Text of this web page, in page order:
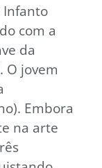
Infanto
com a
da
O jovem
Embora
na arte